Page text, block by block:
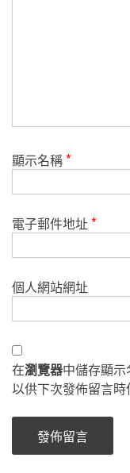
顯示名稱*
電子郵件地址*
個人網站網址
在瀏覽器中儲存顯
以供下次發佈留言時